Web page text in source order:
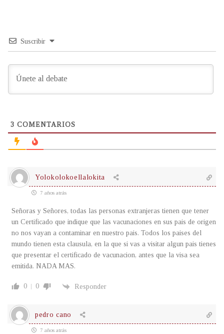
Suscribir
3 COMENTARIOS
Yolokolokoellalokita
7 años atrás
Señoras y Señores, todas las personas extranjeras tienen que tener
un Certificado que indique que las vacunaciones en sus pais de origen
no nos vayan a contaminar en nuestro pais. Todos los paises del
mundo tienen esta clausula, en la que si vas a visitar algun pais tienes
que presentar el certificado de vacunacion, antes que la visa sea
emitida. NADA MAS.
0 0 Responder
pedro cano
7 años atrás